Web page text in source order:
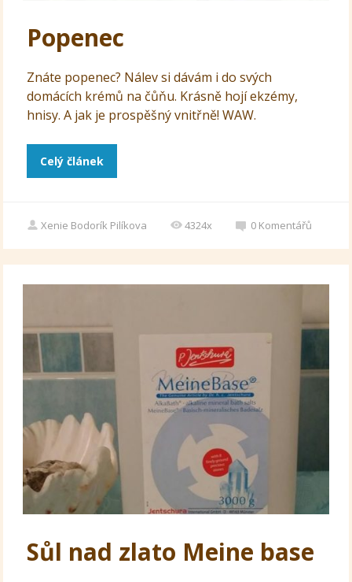
Popenec
Znáte popenec? Nálev si dávám i do svých
domácích krémů na čůňu. Krásně hojí ekzémy,
hnisy. A jak je prospěšný vnitřně! WAW.
Celý článek
Xenie Bodorík Pilíkova 4324x 0 Komentářů
Sůl nad zlato Meine base